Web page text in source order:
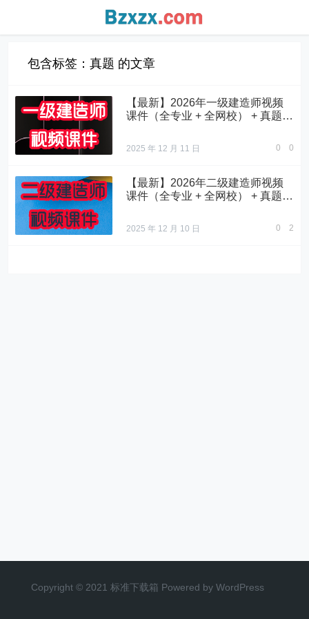
包含标签：真题 的文章
【最新】2026年一级建造师视频
课件（全专业 + 全网校） + 真题试
2025 年 12 月 11 日 0 0
【最新】2026年二级建造师视频
课件（全专业 + 全网校） + 真题试
2025 年 12 月 10 日 0 2
Copyright © 2021 标准下载箱 Powered by WordPress